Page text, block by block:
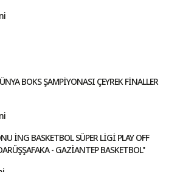
BOKS ŞAMPİYONASI ÇEYREK FİNALLER
İNG BASKETBOL SÜPER LİGİ PLAY OFF
- GAZİANTEP BASKETBOL''